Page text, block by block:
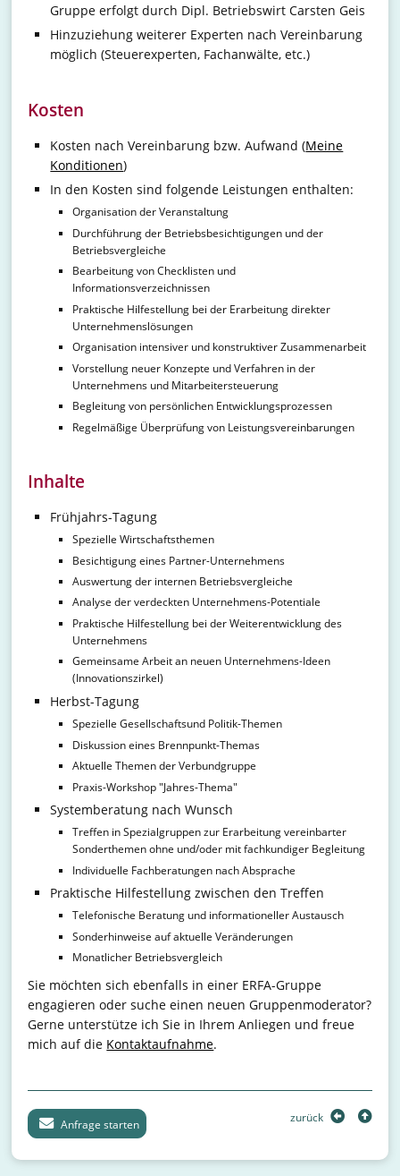
Gruppe erfolgt durch Dipl. Betriebswirt Carsten Geis
Hinzuziehung weiterer Experten nach Vereinbarung
möglich (Steuerexperten, Fachanwälte, etc.)
Kosten
Kosten nach Vereinbarung bzw. Aufwand (Meine
Konditionen)
In den Kosten sind folgende Leistungen enthalten:
Organisation der Veranstaltung
Durchführung der Betriebsbesichtigungen und der
Betriebsvergleiche
Bearbeitung von Checklisten und
Informationsverzeichnissen
Praktische Hilfestellung bei der Erarbeitung direkter
Unternehmenslösungen
Organisation intensiver und konstruktiver Zusammenarbeit
Vorstellung neuer Konzepte und Verfahren in der
Unternehmens und Mitarbeitersteuerung
Begleitung von persönlichen Entwicklungsprozessen
Regelmäßige Überprüfung von Leistungsvereinbarungen
Inhalte
Frühjahrs-Tagung
Spezielle Wirtschaftsthemen
Besichtigung eines Partner-Unternehmens
Auswertung der internen Betriebsvergleiche
Analyse der verdeckten Unternehmens-Potentiale
Praktische Hilfestellung bei der Weiterentwicklung des
Unternehmens
Gemeinsame Arbeit an neuen Unternehmens-Ideen
(Innovationszirkel)
Herbst-Tagung
Spezielle Gesellschaftsund Politik-Themen
Diskussion eines Brennpunkt-Themas
Aktuelle Themen der Verbundgruppe
Praxis-Workshop "Jahres-Thema"
Systemberatung nach Wunsch
Treffen in Spezialgruppen zur Erarbeitung vereinbarter
Sonderthemen ohne und/oder mit fachkundiger Begleitung
Individuelle Fachberatungen nach Absprache
Praktische Hilfestellung zwischen den Treffen
Telefonische Beratung und informationeller Austausch
Sonderhinweise auf aktuelle Veränderungen
Monatlicher Betriebsvergleich
Sie möchten sich ebenfalls in einer ERFA-Gruppe
engagieren oder suche einen neuen Gruppenmoderator?
Gerne unterstütze ich Sie in Ihrem Anliegen und freue
mich auf die Kontaktaufnahme.
Anfrage starten
zurück